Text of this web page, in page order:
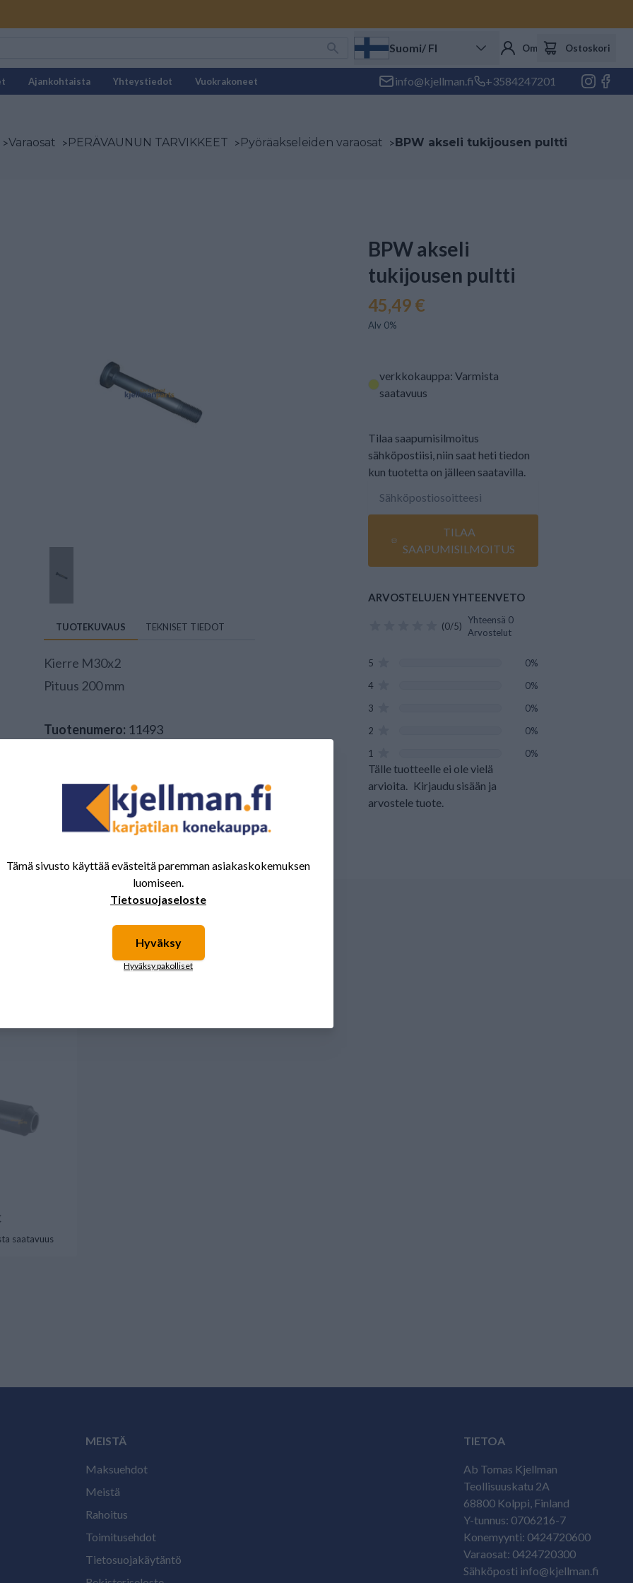
Suomi/ FI Oma tili Ostoskori
Ajankohtaista Yhteystiedot Vuokrakoneet info@kjellman.fi +3584247201
>Varaosat >PERÄVAUNUN TARVIKKEET >Pyöräakseleiden varaosat >BPW akseli tukijousen pultti
TUOTEKUVAUS TEKNISET TIEDOT
Kierre M30x2
Pituus 200 mm
Tuotenumero: 11493
BPW akseli
tukijousen pultti
45,49 €
Alv 0%
verkkokauppa: Varmista
saatavuus
Tilaa saapumisilmoitus
sähköpostiisi, niin saat heti tiedon
kun tuotetta on jälleen saatavilla.
TILAA
SAAPUMISILMOITUS
ARVOSTELUJEN YHTEENVETO
(0/5)
Yhteensä 0
Arvostelut
5
0%
4
0%
3
0%
2
0%
1
0%
Tälle tuotteelle ei ole vielä
arvioita. Kirjaudu sisään ja
arvostele tuote.
kiinnostaa myös nämä tuotteet.
tukijosen
saatavuus
MEISTÄ
Maksuehdot
Meistä
Rahoitus
Toimitusehdot
Tietosuojakäytäntö
TIETOA
Ab Tomas Kjellman
Teollisuuskatu 2A
68800 Kolppi, Finland
Y-tunnus: 0706216-7
Konemyynti: 0424720600
Varaosat: 0424720300
Sähköposti info@kjellman.fi
Tämä sivusto käyttää evästeitä paremman asiakaskokemuksen
luomiseen.
Tietosuojaseloste
Hyväksy
Hyväksy pakolliset